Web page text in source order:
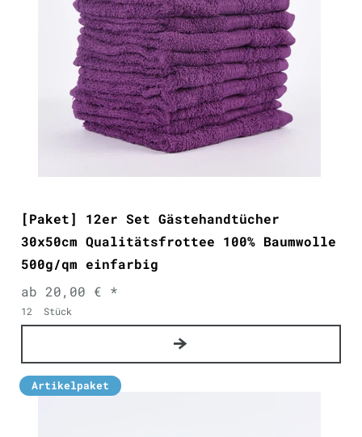
[Paket] 12er Set Gästehandtücher
30x50cm Qualitätsfrottee 100% Baumwolle
500g/qm einfarbig
ab 20,00 € *
12 Stück
Artikelpaket